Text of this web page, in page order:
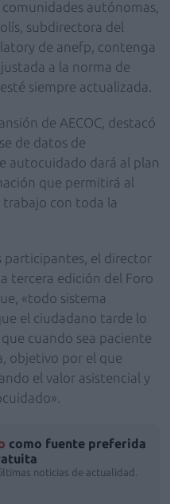
autónomas,
subdirectora del
de anefp, contenga
a la norma de
siempre actualizada.
de AECOC, destacó
de datos de
autocuidado dará al plan
que permitirá al
trabajo con toda la
participantes, el director
tercera edición del Foro
«todo sistema
el ciudadano tarde lo
cuando sea paciente
objetivo por el que
el valor asistencial y
como fuente preferida
noticias de actualidad.